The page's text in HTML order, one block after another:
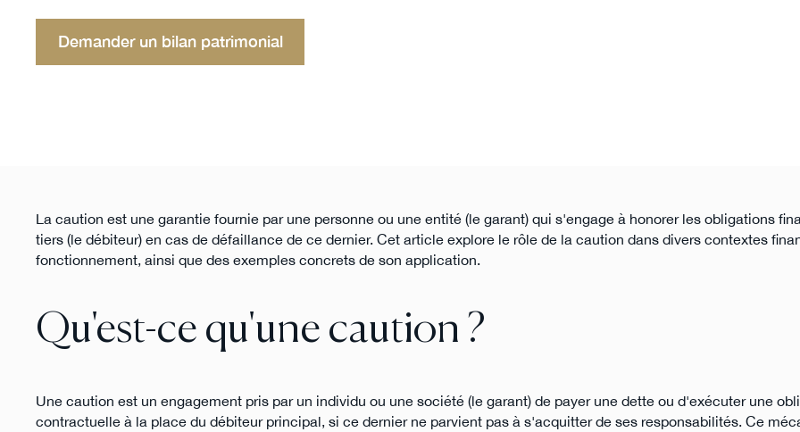
Demander un bilan patrimonial
La caution est une garantie fournie par une personne ou une entité (le garant) qui s'engage à honorer les obligations
tiers (le débiteur) en cas de défaillance de ce dernier. Cet article explore le rôle de la caution dans divers contextes
fonctionnement, ainsi que des exemples concrets de son application.
Qu'est-ce qu'une caution ?
Une caution est un engagement pris par un individu ou une société (le garant) de payer une dette ou d'exécuter une
contractuelle à la place du débiteur principal, si ce dernier ne parvient pas à s'acquitter de ses responsabilités. Ce